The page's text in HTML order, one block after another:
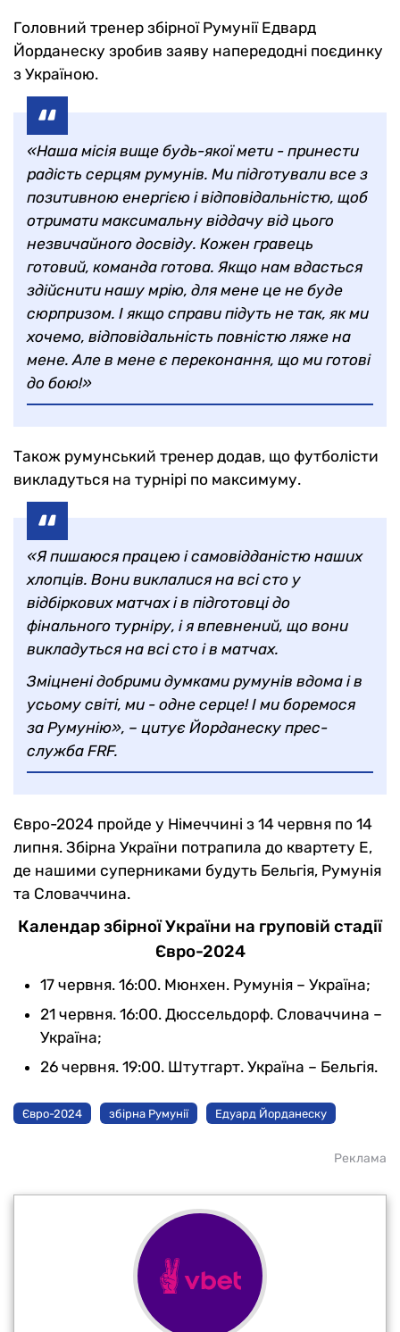
Головний тренер збірної Румунії Едвард
Йорданеску зробив заяву напередодні поєдинку
з Україною.
«Наша місія вище будь-якої мети - принести
радість серцям румунів. Ми підготували все з
позитивною енергією і відповідальністю, щоб
отримати максимальну віддачу від цього
незвичайного досвіду. Кожен гравець
готовий, команда готова. Якщо нам вдасться
здійснити нашу мрію, для мене це не буде
сюрпризом. І якщо справи підуть не так, як ми
хочемо, відповідальність повністю ляже на
мене. Але в мене є переконання, що ми готові
до бою!»
Також румунський тренер додав, що футболісти
викладуться на турнірі по максимуму.
«Я пишаюся працею і самовідданістю наших
хлопців. Вони виклалися на всі сто у
відбіркових матчах і в підготовці до
фінального турніру, і я впевнений, що вони
викладуться на всі сто і в матчах.
Зміцнені добрими думками румунів вдома і в
усьому світі, ми - одне серце! І ми боремося
за Румунію», – цитує Йорданеску прес-
служба FRF.
Євро-2024 пройде у Німеччині з 14 червня по 14
липня. Збірна України потрапила до квартету Е,
де нашими суперниками будуть Бельгія, Румунія
та Словаччина.
Календар збірної України на груповій стадії
Євро-2024
17 червня. 16:00. Мюнхен. Румунія – Україна;
21 червня. 16:00. Дюссельдорф. Словаччина –
Україна;
26 червня. 19:00. Штутгарт. Україна – Бельгія.
Євро-2024 збірна Румунії Едуард Йорданеску
Реклама